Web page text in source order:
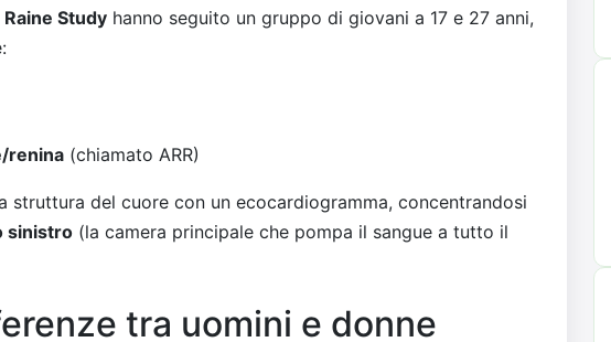
Raine Study hanno seguito un gruppo di giovani a 17 e 27 anni,
renina (chiamato ARR)
struttura del cuore con un ecocardiogramma, concentrandosi
sinistro (la camera principale che pompa il sangue a tutto il
tra uomini e donne